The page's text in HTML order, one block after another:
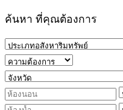
ค้นหา ที่คุณต้องการ